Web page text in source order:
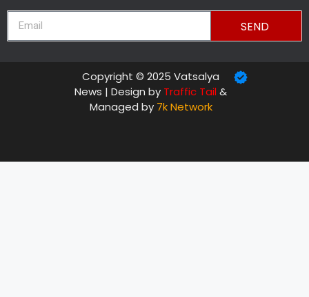
SEND
Copyright © 2025 Vatsalya
News | Design by Traffic Tail&
Managed by 7k Network